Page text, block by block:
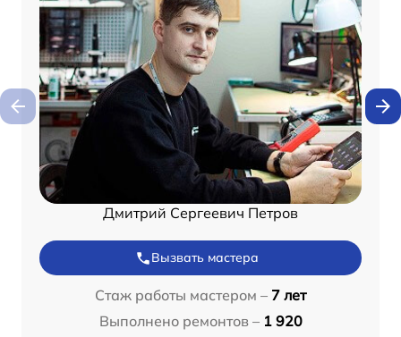
Дмитрий Сергеевич Петров
Вызвать мастера
Стаж работы мастером – 7 лет
Выполнено ремонтов – 1 920